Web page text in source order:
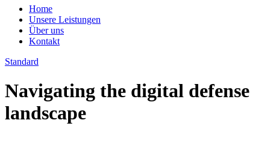
Home
Unsere Leistungen
Über uns
Kontakt
Standard
Navigating the digital defense
landscape